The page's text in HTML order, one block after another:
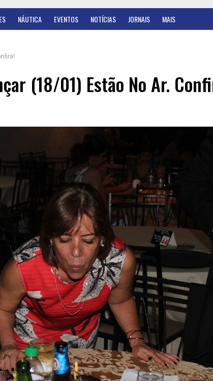
NÁUTICA EVENTOS NOTÍCIAS JORNAIS MAIS
(18/01) Estão No Ar.